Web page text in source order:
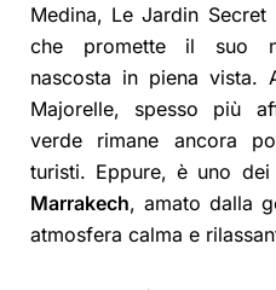
Medina, Le Jardin Secret
che promette il suo
nascosta in piena vista.
Majorelle, spesso più
verde rimane ancora
turisti. Eppure, è uno dei
Marrakech, amato dalla
atmosfera calma e